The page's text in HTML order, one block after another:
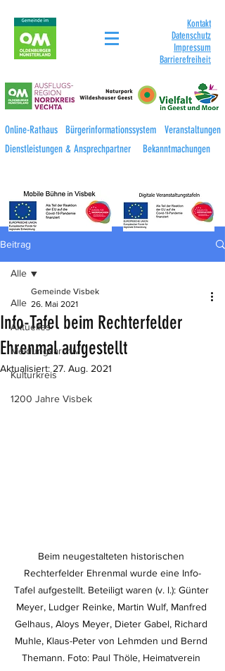
Kontakt
Datenschutz
Impressum
Barrierefreiheit
Online-Rathaus Bürgerinformationssystem
Veranstaltungen
Dienstleistungen & Ansprechpartner
Bekanntmachungen
Beitrag
Alle
Aktuelles
Meldungsarchiv
Kulturkreis
1200 Jahre Visbek
Alle
Info-Tafel beim Rechterfelder
Ehrenmal aufgestellt
Gemeinde Visbek
26. Mai 2021
Aktualisiert: 27. Aug. 2021
Beim neugestalteten historischen
Rechterfelder Ehrenmal wurde eine Info-
Tafel aufgestellt. Beteiligt waren (v. l.): Günter
Meyer, Ludger Reinke, Martin Wulf, Manfred
Gelhaus, Aloys Meyer, Dieter Gabel, Richard
Muhle, Klaus-Peter von Lehmden und Bernd
Themann. Foto: Paul Thöle, Heimatverein